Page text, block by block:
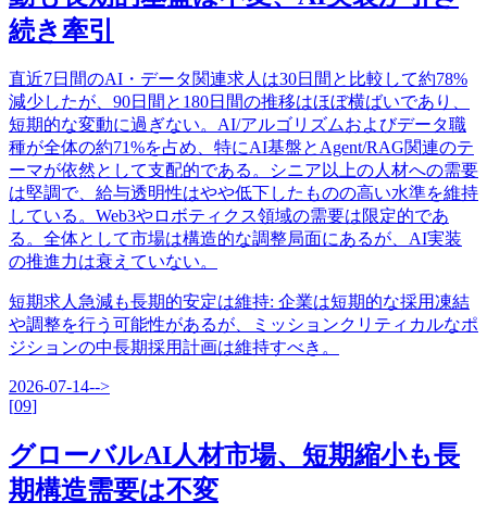
続き牽引
直近7日間のAI・データ関連求人は30日間と比較して約78%
減少したが、90日間と180日間の推移はほぼ横ばいであり、
短期的な変動に過ぎない。AI/アルゴリズムおよびデータ職
種が全体の約71%を占め、特にAI基盤とAgent/RAG関連のテ
ーマが依然として支配的である。シニア以上の人材への需要
は堅調で、給与透明性はやや低下したものの高い水準を維持
している。Web3やロボティクス領域の需要は限定的であ
る。全体として市場は構造的な調整局面にあるが、AI実装
の推進力は衰えていない。
短期求人急減も長期的安定は維持: 企業は短期的な採用凍結
や調整を行う可能性があるが、ミッションクリティカルなポ
ジションの中長期採用計画は維持すべき。
2026-07-14-->
[09]
グローバルAI人材市場、短期縮小も長
期構造需要は不変